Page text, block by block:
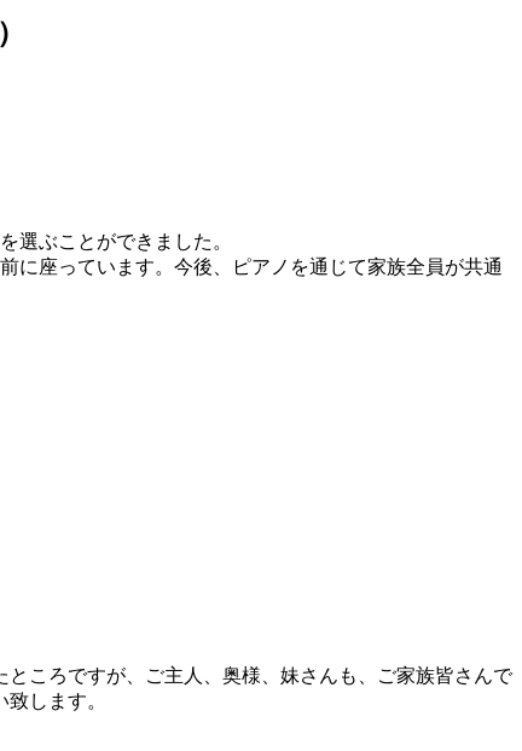
選ぶことができました。
に座っています。今後、ピアノを通じて家族全員が共通
ころですが、ご主人、奥様、妹さんも、ご家族皆さんで
します。